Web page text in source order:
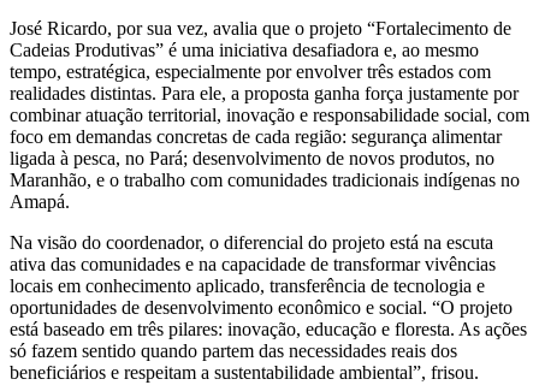
José Ricardo, por sua vez, avalia que o projeto “Fortalecimento de
Cadeias Produtivas” é uma iniciativa desafiadora e, ao mesmo
tempo, estratégica, especialmente por envolver três estados com
realidades distintas. Para ele, a proposta ganha força justamente por
combinar atuação territorial, inovação e responsabilidade social, com
foco em demandas concretas de cada região: segurança alimentar
ligada à pesca, no Pará; desenvolvimento de novos produtos, no
Maranhão, e o trabalho com comunidades tradicionais indígenas no
Amapá.
Na visão do coordenador, o diferencial do projeto está na escuta
ativa das comunidades e na capacidade de transformar vivências
locais em conhecimento aplicado, transferência de tecnologia e
oportunidades de desenvolvimento econômico e social. “O projeto
está baseado em três pilares: inovação, educação e floresta. As ações
só fazem sentido quando partem das necessidades reais dos
beneficiários e respeitam a sustentabilidade ambiental”, frisou.